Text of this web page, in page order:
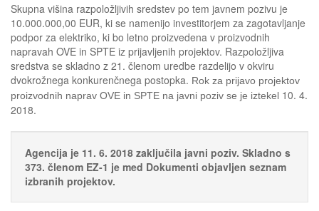
Skupna višina razpoložljivih sredstev po tem javnem pozivu je
10.000.000,00 EUR, ki se namenijo investitorjem za zagotavljanje
podpor za elektriko, ki bo letno proizvedena v proizvodnih
napravah OVE in SPTE iz prijavljenih projektov. Razpoložljiva
sredstva se skladno z 21. členom uredbe razdelijo v okviru
dvokrožnega konkurenčnega postopka. Rok za prijavo projektov
proizvodnih naprav OVE in SPTE na javni poziv se je iztekel 10. 4.
2018.
Agencija je 11. 6. 2018 zaključila javni poziv. Skladno s
373. členom EZ-1 je med Dokumenti objavljen seznam
izbranih projektov.